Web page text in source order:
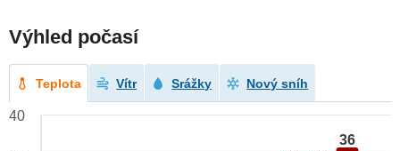
Výhled počasí
Teplota Vítr Srážky Nový sníh
36
40